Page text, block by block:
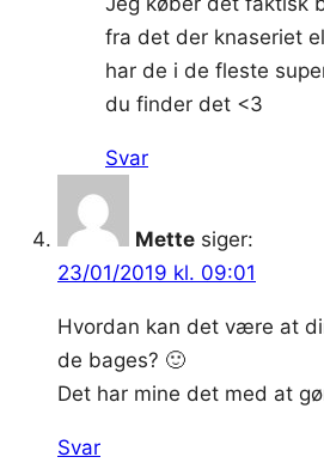
fra det der knaseriet
har de i de fleste
du finder det <3
Svar
Mette siger:
23/01/2019 kl. 09:01
Hvordan kan det være at
de bages? 🙂
Det har mine det med at
Svar